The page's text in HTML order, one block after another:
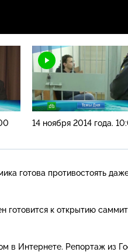
14 ноября 2014 года.
готова противостоять
готовится к открытию
в Интернете. Репортаж из